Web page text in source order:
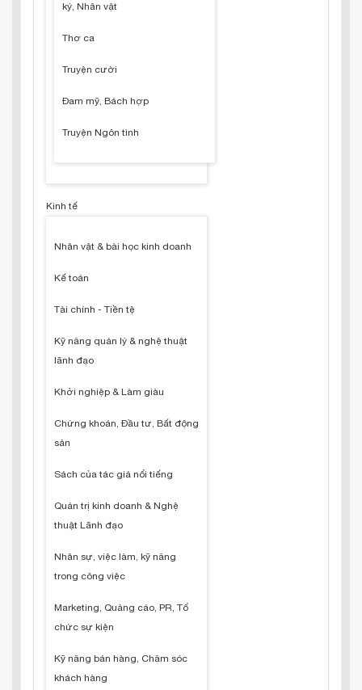
ký, Nhân vật
Thơ ca
Truyện cười
Đam mỹ, Bách hợp
Truyện Ngôn tình
Kinh tế
Nhân vật & bài học kinh doanh
Kế toán
Tài chính - Tiền tệ
Kỹ năng quản lý & nghệ thuật
lãnh đạo
Khởi nghiệp & Làm giàu
Chứng khoán, Đầu tư, Bất động
sản
Sách của tác giả nổi tiếng
Quản trị kinh doanh & Nghệ
thuật Lãnh đạo
Nhân sự, việc làm, kỹ năng
trong công việc
Marketing, Quảng cáo, PR, Tổ
chức sự kiện
Kỹ năng bán hàng, Chăm sóc
khách hàng